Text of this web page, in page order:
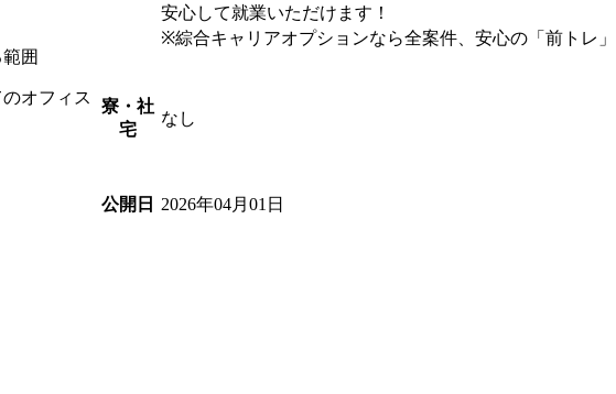
囲
オフィス
安心して就業いただけます！
※綜合キャリアオプションなら全案件、安心の「前トレ
寮・社
宅
なし
公開日 2026年04月01日